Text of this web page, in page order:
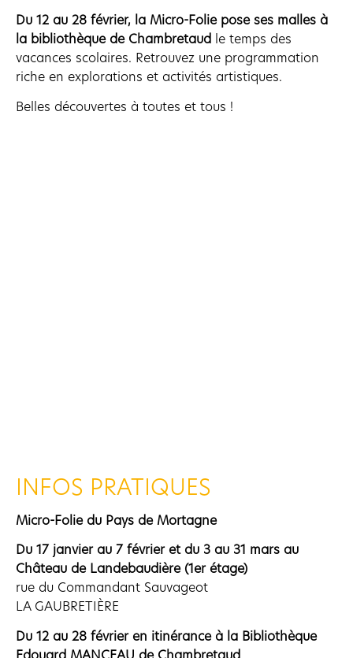
Du 12 au 28 février, la Micro-Folie pose ses malles à
la bibliothèque de Chambretaud le temps des
vacances scolaires. Retrouvez une programmation
riche en explorations et activités artistiques.
Belles découvertes à toutes et tous !
INFOS PRATIQUES
Micro-Folie du Pays de Mortagne
Du 17 janvier au 7 février et du 3 au 31 mars au
Château de Landebaudière (1er étage)
rue du Commandant Sauvageot
LA GAUBRETIÈRE
Du 12 au 28 février en itinérance à la Bibliothèque